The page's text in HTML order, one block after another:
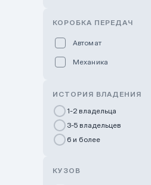
GWM Nurly Zhol
Chery Astana
КОРОБКА ПЕРЕДАЧ
Автомат
Механика
ИСТОРИЯ ВЛАДЕНИЯ
1-2 владельца
3-5 владельцев
6 и более
КУЗОВ